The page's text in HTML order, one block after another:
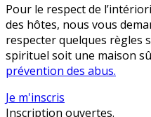
Pour le respect de
des hôtes, nous vous
respecter quelques règles
spirituel soit une maison
prévention des abus.
Je m'inscris
Inscription ouvertes.